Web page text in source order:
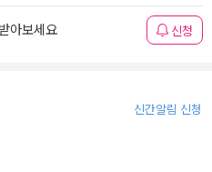
아보세요 신청
신간알림 신청